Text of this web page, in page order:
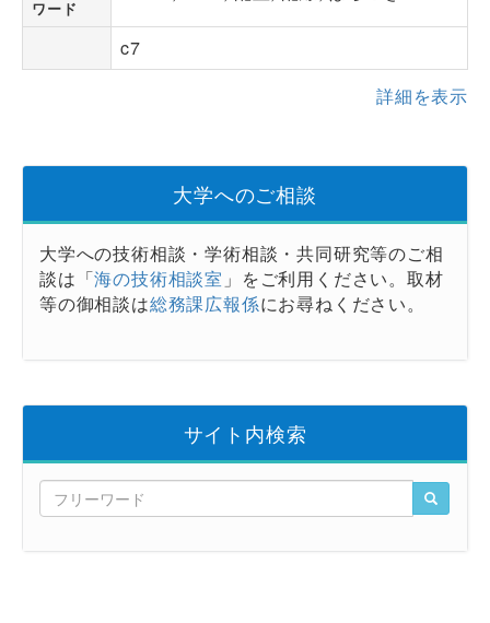
ワード
c7
詳細を表示
大学へのご相談
大学への技術相談・学術相談・共同研究等のご相
談は「海の技術相談室 」をご利用ください。取材
等の御相談は総務課広報係にお尋ねください。
サイト内検索